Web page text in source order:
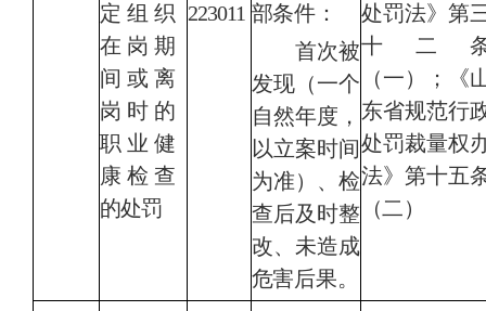
定组织
在岗期
间或离
岗时的
职业健
康检查
的处罚
223011 部条件：
首次被
发现（一个
自然年度，
以立案时间
为准）、检
查后及时整
改、未造成
危害后果。
处罚法》第
十二
（一）；《
东省规范行
处罚裁量权
法》第十五
（二）